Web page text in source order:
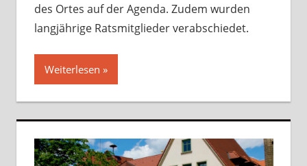
des Ortes auf der Agenda. Zudem wurden
langjährige Ratsmitglieder verabschiedet.
Weiterlesen